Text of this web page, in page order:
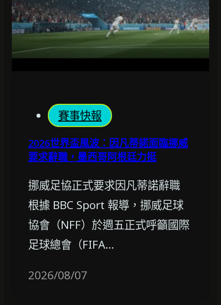
賽事快報
2026世界盃風波：因凡蒂諾面臨挪威
要求辭職，墨西哥阿根廷力挺
挪威足協正式要求因凡蒂諾辭職
根據 BBC Sport 報導，挪威足球
協會（NFF）於週五正式呼籲國際
足球總會（FIFA…
2026/08/07